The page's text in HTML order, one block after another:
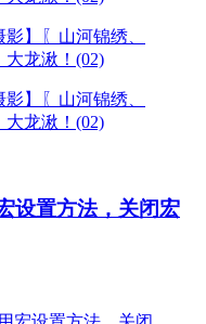
设置方法，关闭宏